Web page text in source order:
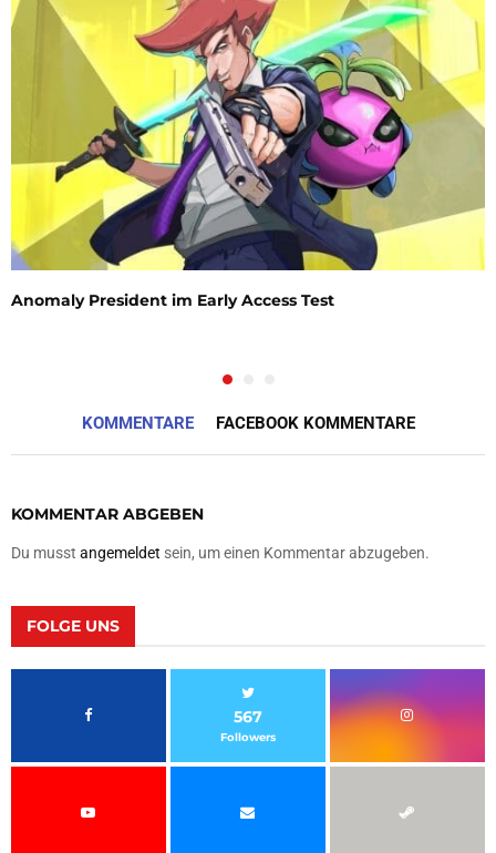
Anomaly President im Early Access Test
KOMMENTARE FACEBOOK KOMMENTARE
KOMMENTAR ABGEBEN
Du musst angemeldet sein, um einen Kommentar abzugeben.
FOLGE UNS
567
Followers